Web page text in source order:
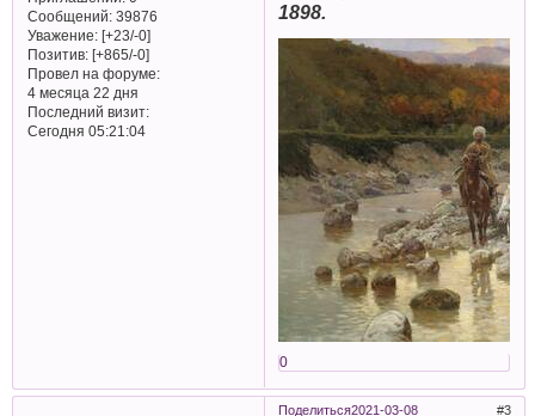
Сообщений:39876
Уважение: [+23/-0]
Позитив: [+865/-0]
Провел на форуме:
4 месяца 22 дня
Последний визит:
Сегодня 05:21:04
1898.
0
Поделиться 3
2021-03-08